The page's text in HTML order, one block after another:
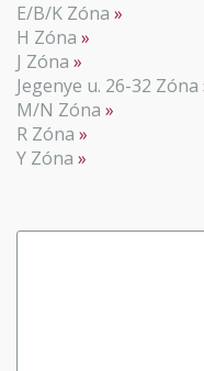
E/B/K Zóna
H Zóna
J Zóna
Jegenye u. 26-32 Zóna
M/N Zóna
R Zóna
Y Zóna